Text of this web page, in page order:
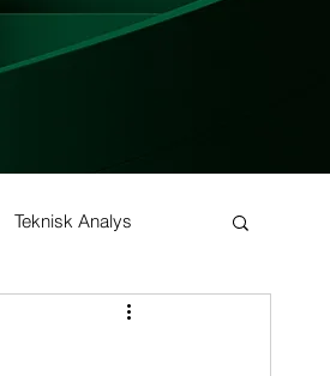
Teknisk Analys
Buy and Hold